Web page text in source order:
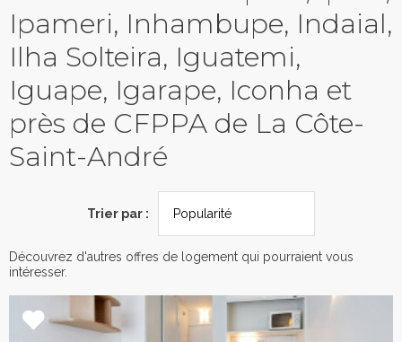
Ipameri, Inhambupe, Indaial,
Ilha Solteira, Iguatemi,
Iguape, Igarape, Iconha et
près de CFPPA de La Côte-
Saint-André
Trier par :
Découvrez d'autres offres de logement qui pourraient vous
intéresser.